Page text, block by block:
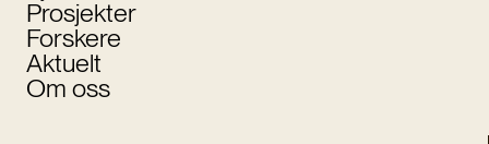
Prosjekter
Forskere
Aktuelt
Om oss